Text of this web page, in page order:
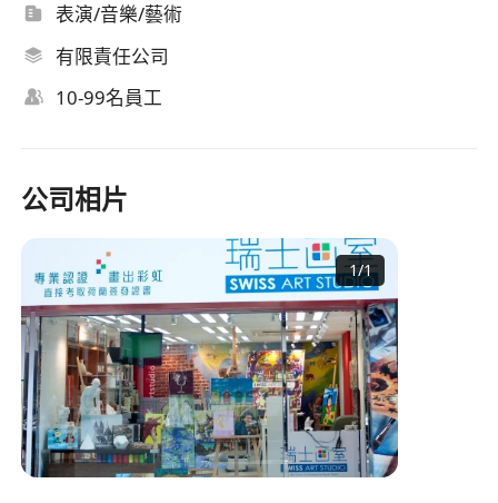
表演/音樂/藝術
有限責任公司
10-99名員工
公司相片
1/1